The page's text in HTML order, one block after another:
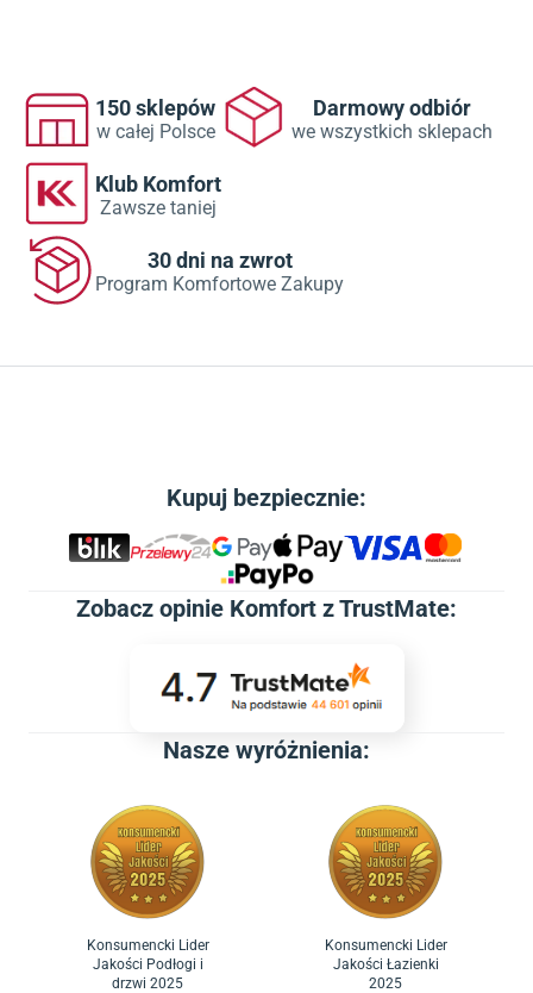
150 sklepów
w całej Polsce
Darmowy odbiór
we wszystkich sklepach
Klub Komfort
Zawsze taniej
30 dni na zwrot
Program Komfortowe Zakupy
Kupuj bezpiecznie:
Zobacz opinie Komfort z TrustMate:
Nasze wyróżnienia:
Konsumencki Lider
Jakości Podłogi i
drzwi 2025
Konsumencki Lider
Jakości Łazienki
2025